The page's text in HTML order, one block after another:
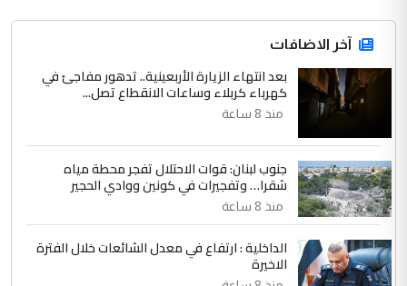
التعليق : قرار مستعجل جدا ولامصلحة فيه
للوزاره ولا للمواطن القرار الصائب يكون بعد
الاستماع للمدير ومغرفة ...
الموضوع :
وزير الصحة يعفي مدير مستشفى الكرخ
العام في بغداد
4 سردار
التعليق : واحد من عصابة علي ماما يسقط
جنسية الرافد الثالث للعراق ومن اصول عريقة
ابا فرات ...
الموضوع :
الجواهري يرد على صدام حسين سل
آخر الاضافات
بعد انتهاء الزيارة الأربعينية.. تدهور مفاجئ في
كهرباء كربلاء وساعات الانقطاع تصل...
منذ 8 ساعة
جنوب لبنان: قوات الاحتلال تفجر محطة مياه
شقرا… وتفجيرات في كونين ووادي الحجير
منذ 8 ساعة
الداخلية : ارتفاع في معدل الشائعات خلال الفترة
الاخيرة